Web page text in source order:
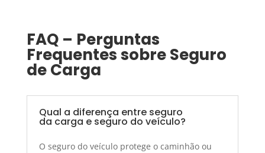
FAQ – Perguntas
Frequentes sobre Seguro
de Carga
Qual a diferença entre seguro
da carga e seguro do veículo?
O seguro do veículo protege o caminhão ou